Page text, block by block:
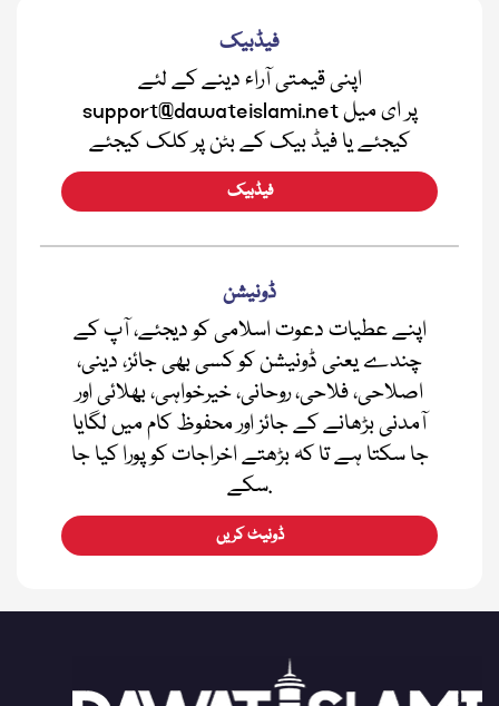
فیڈبیک
اپنی قیمتی آراء دینے کے لئے
support@dawateislami.net پر ای میل
کیجئے یا فیڈ بیک کے بٹن پر کلک کیجئے
فیڈبیک
ڈونیشن
اپنے عطیات دعوت اسلامی کو دیجئے، آپ کے
چندے یعنی ڈونیشن کو کسی بھی جائز، دینی،
اصلاحی، فلاحی، روحانی، خیرخواہی، بھلائی اور
آمدنی بڑھانے کے جائز اور محفوظ کام میں لگایا
جا سکتا ہے تا کہ بڑھتے اخراجات کو پورا کیا جا
سکے.
ڈونیٹ کریں